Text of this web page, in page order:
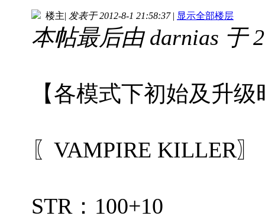
楼主| 发表于 2012-8-1 21:58:37 | 显示全部楼层
本帖最后由 darnias 于
【各模式下初始及升
〖VAMPIRE KILLER
STR：100+10